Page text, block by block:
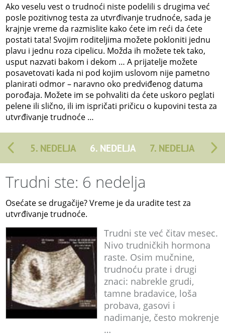
Ako veselu vest o trudnoći niste podelili s drugima već
posle pozitivnog testa za utvrđivanje trudnoće, sada je
krajnje vreme da razmislite kako ćete im reći da ćete
postati tata! Svojim roditeljima možete pokloniti jednu
plavu i jednu roza cipelicu. Možda ih možete tek tako,
usput nazvati bakom i dekom … A prijatelje možete
posavetovati kada ni pod kojim uslovom nije pametno
planirati odmor – naravno oko predviđenog datuma
porođaja. Možete im se pohvaliti da ćete uskoro peglati
pelene ili slično, ili im ispričati pričicu o kupovini testa za
utvrđivanje trudnoće …
5. NEDELJA 6. NEDELJA 7. NEDELJA
Trudni ste: 6 nedelja
Osećate se drugačije? Vreme je da uradite test za
utvrđivanje trudnoće.
Trudni ste već čitav mesec.
Nivo trudničkih hormona
raste. Osim mučnine,
trudnoću prate i drugi
znaci: nabrekle grudi,
tamne bradavice, loša
probava, gasovi i
nadimanje, često mokrenje
…